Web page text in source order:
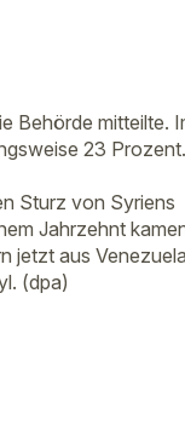
Behörde mitteilte.
23 Prozent.
Sturz von Syriens
Jahrzehnt
jetzt aus Venezuela
(dpa)